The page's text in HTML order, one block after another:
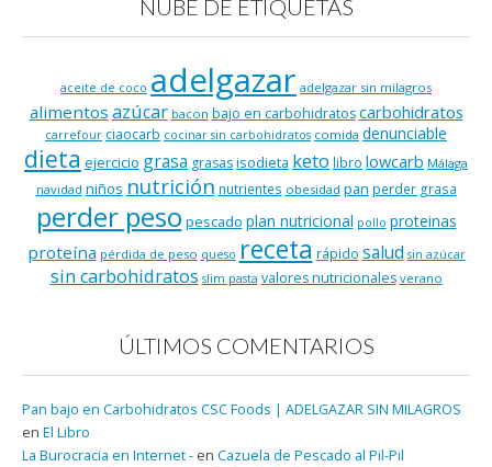
NUBE DE ETIQUETAS
aceite de coco adelgazar adelgazar sin milagros
alimentos azúcar bacon bajo en carbohidratos carbohidratos
carrefour ciaocarb cocinar sin carbohidratos comida denunciable
dieta ejercicio grasa grasasisodieta keto libro lowcarb Málaga
navidad niños nutrición nutrientes obesidad pan perder grasa
perder peso pescado plan nutricional pollo proteinas
proteína pérdida de peso queso receta rápido salud sin azúcar
sin carbohidratos slim pasta valores nutricionales verano
ÚLTIMOS COMENTARIOS
Pan bajo en Carbohidratos CSC Foods | ADELGAZAR SIN MILAGROS
en El Libro
La Burocracia en Internet - en Cazuela de Pescado al Pil-Pil